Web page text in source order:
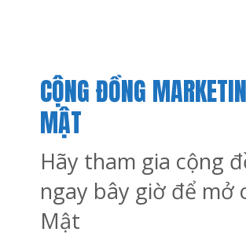
CỘNG ĐỒNG
MẬT
Hãy tham gia cộng
ngay bây giờ để mở
Mật